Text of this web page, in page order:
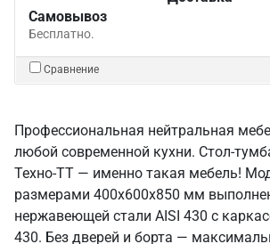
Самовывоз
Бесплатно.
Сравнение
Профессиональная нейтральная
любой современной кухни. Стол-
Техно-ТТ — именно такая мебель!
размерами 400x600x850 мм
нержавеющей стали AISI 430 с
430. Без дверей и борта —